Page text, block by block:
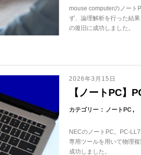
mouse computerのノート
ず、論理解析を行った結
の復旧に成功しました。
2026年3月15日
【ノートPC】
カテゴリー ノートPC
NECのノートPC。PC-
専用ツールを用いて物理
成功しました。